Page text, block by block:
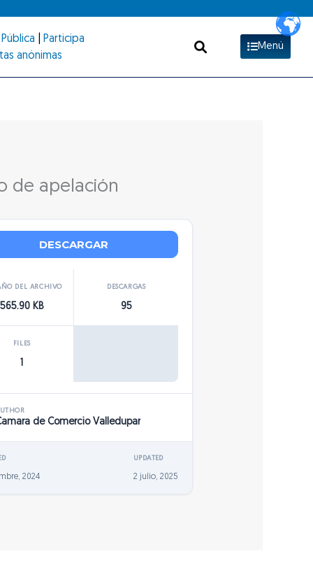
Participa
anónimas
Menú
de apelación
DESCARGAR
DEL ARCHIVO
565.90 KB
DESCARGAS
95
FILES
1
de Comercio Valledupar
2024
UPDATED
2 julio, 2025